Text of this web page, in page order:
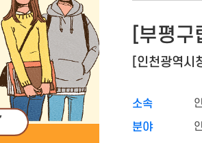
[부평
[인천광역시
소속
분야